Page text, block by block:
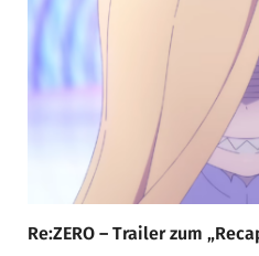
Re:ZERO – Trailer zum